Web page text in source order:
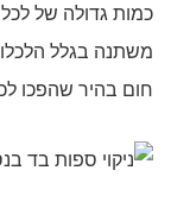
כמות גדולה של
משתנה בגלל
חום בהיר שהפכו